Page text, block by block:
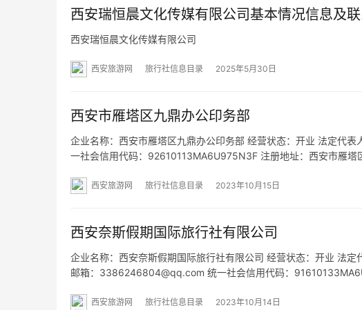
西安瑞恒晨文化传媒有限公司基本情况信息及
西安瑞恒晨文化传媒有限公司
西安旅游网 旅行社信息目录 2025年5月30日
西安市雁塔区九鼎办公印务部
企业名称：西安市雁塔区九鼎办公印务部 经营状态：开业 法定代
一社会信用代码：92610113MA6U975N3F 注册地址：西安市雁
西安旅游网 旅行社信息目录 2023年10月15日
西安奈斯假期国际旅行社有限公司
企业名称：西安奈斯假期国际旅行社有限公司 经营状态：开业 法
邮箱：3386246804@qq.com 统一社会信用代码：
西安旅游网 旅行社信息目录 2023年10月14日